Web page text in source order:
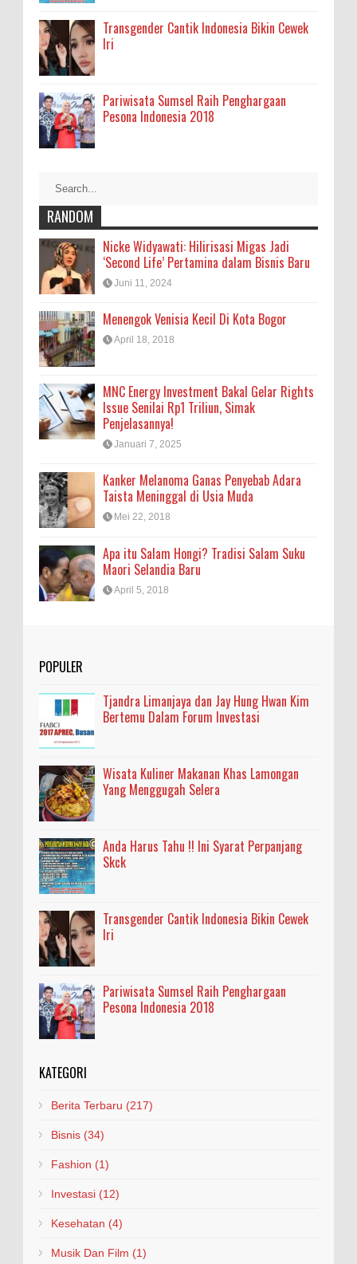
Transgender Cantik Indonesia Bikin Cewek
Iri
Pariwisata Sumsel Raih Penghargaan
Pesona Indonesia 2018
RANDOM
Nicke Widyawati: Hilirisasi Migas Jadi
‘Second Life’ Pertamina dalam Bisnis Baru
Juni 11, 2024
Menengok Venisia Kecil Di Kota Bogor
April 18, 2018
MNC Energy Investment Bakal Gelar Rights
Issue Senilai Rp1 Triliun, Simak
Penjelasannya!
Januari 7, 2025
Kanker Melanoma Ganas Penyebab Adara
Taista Meninggal di Usia Muda
Mei 22, 2018
Apa itu Salam Hongi? Tradisi Salam Suku
Maori Selandia Baru
April 5, 2018
POPULER
Tjandra Limanjaya dan Jay Hung Hwan Kim
Bertemu Dalam Forum Investasi
Wisata Kuliner Makanan Khas Lamongan
Yang Menggugah Selera
Anda Harus Tahu !! Ini Syarat Perpanjang
Skck
Transgender Cantik Indonesia Bikin Cewek
Iri
Pariwisata Sumsel Raih Penghargaan
Pesona Indonesia 2018
KATEGORI
Berita Terbaru (217)
Bisnis (34)
Fashion (1)
Investasi (12)
Kesehatan (4)
Musik Dan Film (1)